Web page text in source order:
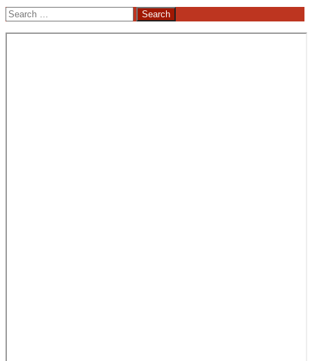
Search
for: